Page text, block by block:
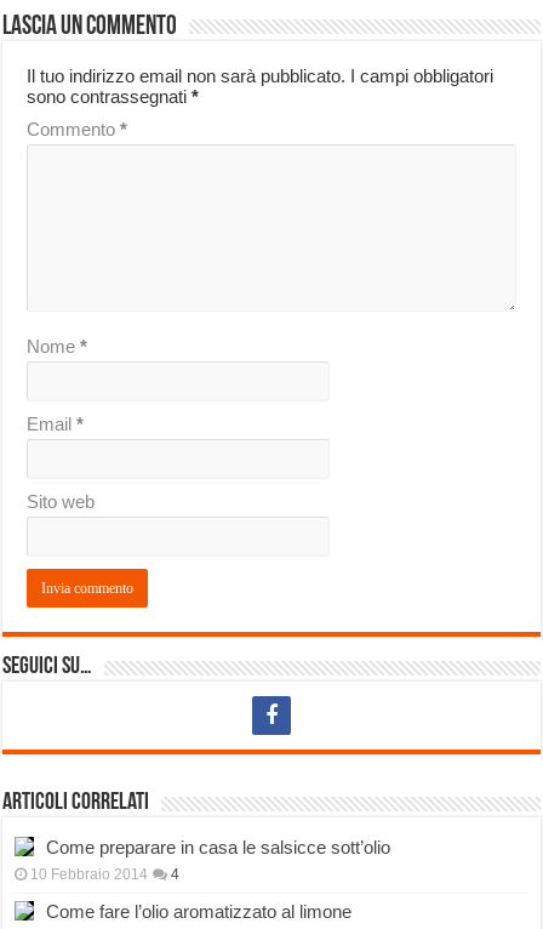
Lascia un commento
Il tuo indirizzo email non sarà pubblicato. I campi obbligatori
sono contrassegnati*
Commento*
Nome*
Email*
Sito web
Seguici su…
Articoli correlati
Come preparare in casa le salsicce sott’olio
10 Febbraio 2014 4
Come fare l’olio aromatizzato al limone